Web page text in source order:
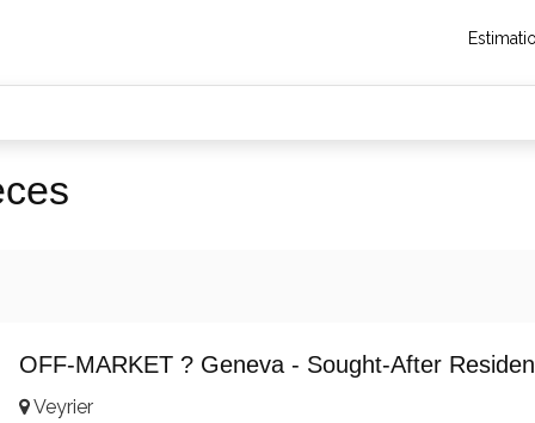
OFF-MARKET ? Geneva - Sought-After
Veyrier